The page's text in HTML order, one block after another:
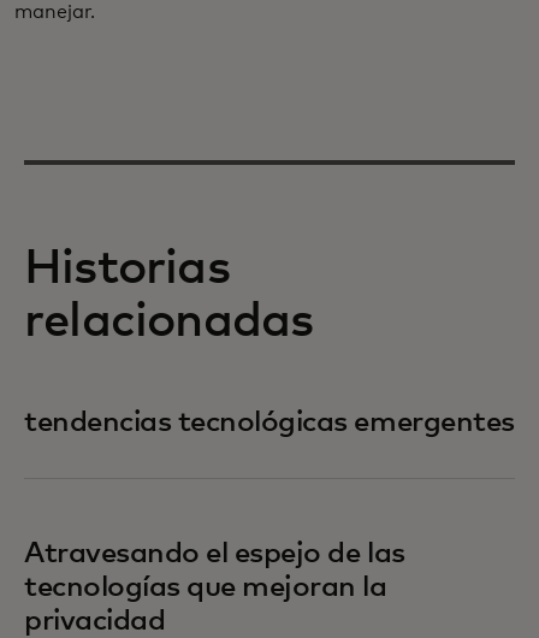
manejar.
Historias
relacionadas
tendencias tecnológicas emergentes
Atravesando el espejo de las
tecnologías que mejoran la
privacidad